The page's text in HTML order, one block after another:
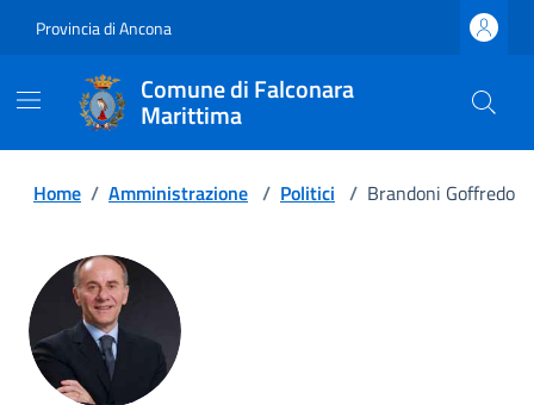
Provincia di Ancona
Comune di Falconara
Marittima
Home / Amministrazione / Politici / Brandoni Goffredo